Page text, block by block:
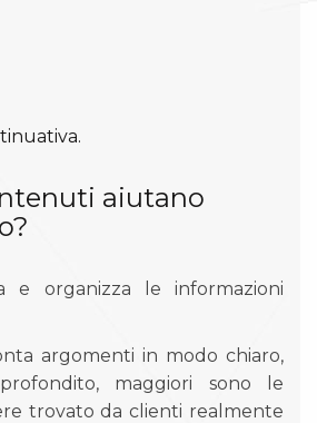
aiutano
e organizza le informazioni
argomenti in modo chiaro,
maggiori sono le
trovato da clienti realmente